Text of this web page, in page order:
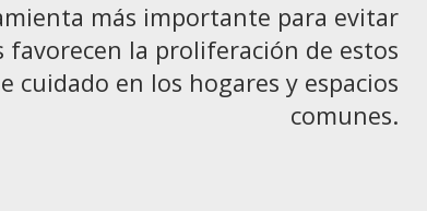
más importante para evitar
la proliferación de estos
en los hogares y espacios
comunes.